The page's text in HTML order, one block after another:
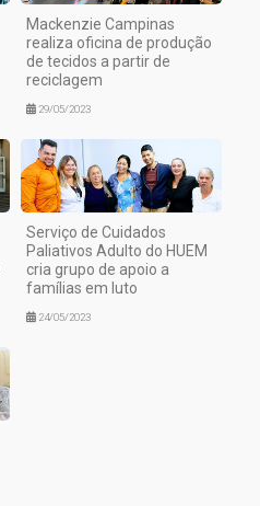
Mackenzie Campinas
realiza oficina de produção
de tecidos a partir de
reciclagem
29/05/2023
Serviço de Cuidados
Paliativos Adulto do HUEM
cria grupo de apoio a
famílias em luto
24/05/2023